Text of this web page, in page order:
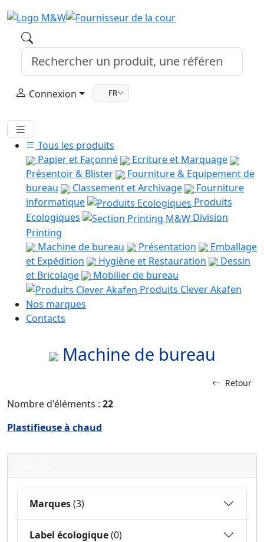
Connexion FR
Tous les produits
Papier et Façonné
Ecriture et Marquage
Présentoir & Blister
Fourniture & Equipement de
bureau
Classement et Archivage
Fourniture
informatique
Produits
Ecologiques
Division
Printing
Machine de bureau
Présentation
Emballage
et Expédition
Hygiène et Restauration
Dessin
et Bricolage
Mobilier de bureau
Produits Clever Akafen
Nos marques
Contacts
Machine de bureau
Retour
Nombre d'éléments : 22
Plastifieuse à chaud
Marques(3)
Label écologique(0)